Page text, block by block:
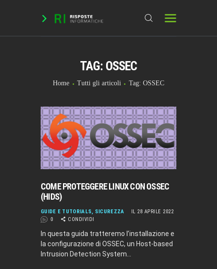
TAG: OSSEC
Home Tutti gli articoli Tag: OSSEC
DOMANDE & RICHIESTE
BLOG
CHAT
FORUM
INFO
COME PROTEGGERE LINUX CON OSSEC
(HIDS)
GUIDE E TUTORIALS SICUREZZA
IL 28 APRILE 2022
0
CONDIVIDI
In questa guida tratteremo l’installazione e
la configurazione di OSSEC, un Host-based
Intrusion Detection System…